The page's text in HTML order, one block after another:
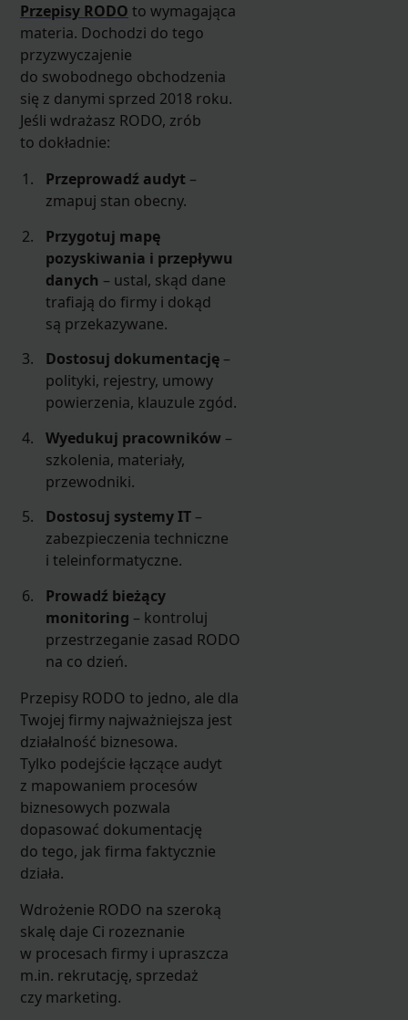
Przepisy RODO to wymagająca
materia. Dochodzi do tego
przyzwyczajenie
do swobodnego obchodzenia
się z danymi sprzed 2018 roku.
Jeśli wdrażasz RODO, zrób
to dokładnie:
Przeprowadź audyt –
zmapuj stan obecny.
Przygotuj mapę
pozyskiwania i przepływu
danych – ustal, skąd dane
trafiają do firmy i dokąd
są przekazywane.
Dostosuj dokumentację –
polityki, rejestry, umowy
powierzenia, klauzule zgód.
Wyedukuj pracowników –
szkolenia, materiały,
przewodniki.
Dostosuj systemy IT –
zabezpieczenia techniczne
i teleinformatyczne.
Prowadź bieżący
monitoring – kontroluj
przestrzeganie zasad RODO
na co dzień.
Przepisy RODO to jedno, ale dla
Twojej firmy najważniejsza jest
działalność biznesowa.
Tylko podejście łączące audyt
z mapowaniem procesów
biznesowych pozwala
dopasować dokumentację
do tego, jak firma faktycznie
działa.
Wdrożenie RODO na szeroką
skalę daje Ci rozeznanie
w procesach firmy i upraszcza
m.in. rekrutację, sprzedaż
czy marketing.